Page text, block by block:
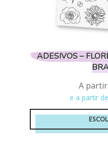
ADESIVOS –
A
e a partir